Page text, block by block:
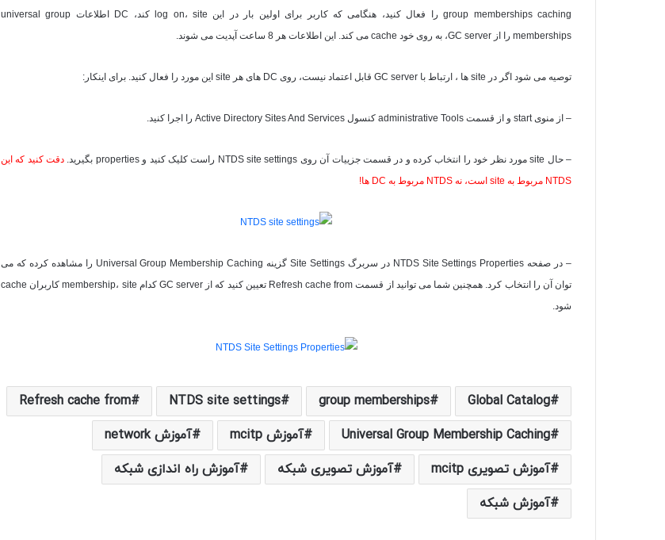
group memberships cachingرا فعال کنید، هنگامی که کاربر برای اولین بار در این log on، siteکند، DC اطلاعات universal group
memberships را از GC server، به روی خود cache می کند. این اطلاعات هر 8 ساعت آپدیت می شوند.
توصیه می شود اگر در site ها ، ارتباط با GC server قابل اعتماد نیست، روی DC های هر site این مورد را فعال کنید. برای اینکار:
– از منوی start و از قسمت administrative Tools کنسول Active Directory Sites And Services را اجرا کنید.
– حال siteمورد نظر خود را انتخاب کرده و در قسمت جزییات آن روی NTDS site settings راست کلیک کنید وproperties بگیرید. دقت کنید که این
NTDS مربوط به site است، نه NTDS مربوط به DC ها!
– در صفحه NTDS Site Settings Properties در سربرگSite Settingsگزینه Universal Group Membership Caching را مشاهده کرده که می
توان آن را انتخاب کرد. همچنین شما می توانید از قسمت Refresh cache from تعیین کنید که از GC server کدام membership، siteکاربران cache
شود.
Global Catalog
group memberships
NTDS site settings
Refresh cache from
Universal Group Membership Caching
آموزش mcitp
آموزش network
آموزش تصویری mcitp
آموزش تصویری شبکه
آموزش راه اندازی شبکه
آموزش شبکه